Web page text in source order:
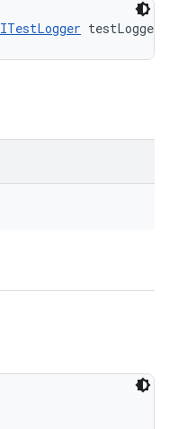
ITestLogger testLogger)